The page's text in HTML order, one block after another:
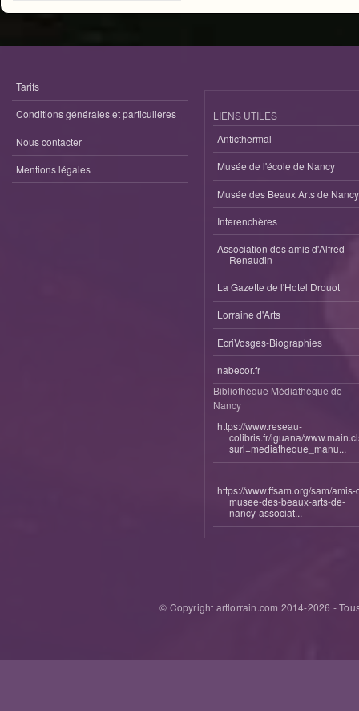
Tarifs
Conditions générales et particulieres
Nous contacter
Mentions légales
LIENS UTILES
Anticthermal
Musée de l'école de Nancy
Musée des Beaux Arts de Nancy
Interenchères
Association des amis d'Alfred
Renaudin
La Gazette de l'Hotel Drouot
Lorraine d'Arts
EcriVosges-Biographies
nabecor.fr
Bibliothèque Médiathèque de
Nancy
https://www.reseau-
colibris.fr/iguana/
surl=mediatheque_manu...
https://www.ffsam.org/sam/amis-
musee-des-beaux-arts-de-
nancy-associat...
© Copyright artlorrain.com 2014-2026 -